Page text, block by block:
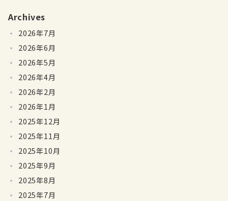
Archives
2026年7月
2026年6月
2026年5月
2026年4月
2026年2月
2026年1月
2025年12月
2025年11月
2025年10月
2025年9月
2025年8月
2025年7月